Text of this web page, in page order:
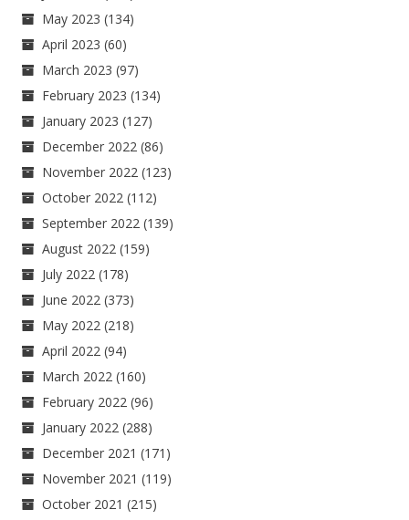
May 2023 (134)
April 2023 (60)
March 2023 (97)
February 2023 (134)
January 2023 (127)
December 2022 (86)
November 2022 (123)
October 2022 (112)
September 2022 (139)
August 2022 (159)
July 2022 (178)
June 2022 (373)
May 2022 (218)
April 2022 (94)
March 2022 (160)
February 2022 (96)
January 2022 (288)
December 2021 (171)
November 2021 (119)
October 2021 (215)